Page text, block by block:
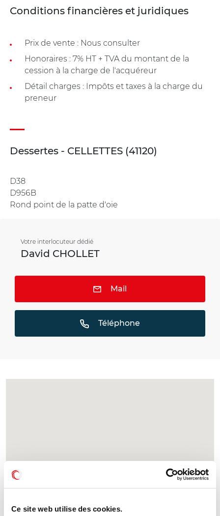
Ce site web utilise des cookies.
Conditions financières et juridiques
Prix de vente : Nous consulter
Honoraires : 7% HT + TVA du montant de la
cession à la charge de l'acquéreur
Détail charges : Impôts et taxes à la charge du
preneur
Dessertes - CELLETTES (41120)
D38
D956B
Rond point de la patte d'oie
Votre interlocuteur dédié
David CHOLLET
Mail
Téléphone